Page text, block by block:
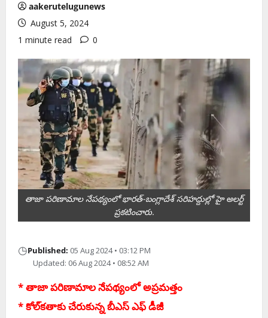
aakerutelugunews
August 5, 2024
1 minute read
0
తాజా పరిణామాల నేపథ్యంలో భారత్-బంగ్లాదేశ్ సరిహద్దుల్లో హై అలర్ట్
ప్రకటించారు.
◷Published: 05 Aug 2024 • 03:12 PM
Updated: 06 Aug 2024 • 08:52 AM
* తాజా ప‌రిణామాల నేప‌థ్యంలో అప్ర‌మ‌త్తం
* కోల్‌క‌తాకు చేరుకున్న బీఎస్ ఎఫ్ డీజీ